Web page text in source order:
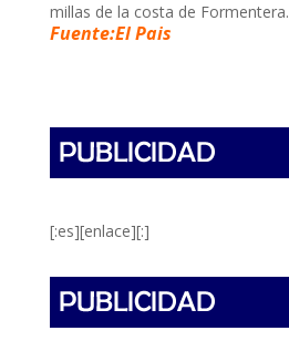
millas de la costa de Formentera.
Fuente:El Pais
[:es][enlace][:]